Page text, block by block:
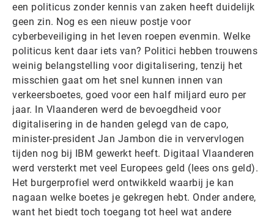
een politicus zonder kennis van zaken heeft duidelijk
geen zin. Nog es een nieuw postje voor
cyberbeveiliging in het leven roepen evenmin. Welke
politicus kent daar iets van? Politici hebben trouwens
weinig belangstelling voor digitalisering, tenzij het
misschien gaat om het snel kunnen innen van
verkeersboetes, goed voor een half miljard euro per
jaar. In Vlaanderen werd de bevoegdheid voor
digitalisering in de handen gelegd van de capo,
minister-president Jan Jambon die in ververvlogen
tijden nog bij IBM gewerkt heeft. Digitaal Vlaanderen
werd versterkt met veel Europees geld (lees ons geld).
Het burgerprofiel werd ontwikkeld waarbij je kan
nagaan welke boetes je gekregen hebt. Onder andere,
want het biedt toch toegang tot heel wat andere